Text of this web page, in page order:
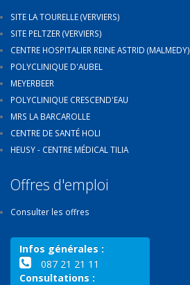
SITE LA TOURELLE (VERVIERS)
SITE PELTZER (VERVIERS)
CENTRE HOSPITALIER REINE ASTRID (MALMEDY)
POLYCLINIQUE D'AUBEL
MEYERBEER
POLYCLINIQUE CRESCEND'EAU
MRS LA BARCAROLLE
CENTRE DE SANTÉ HOLI
HEUSY - CENTRE MÉDICAL TILIA
Offres d'emploi
Consulter les offres
Infos générales :
087 21 21 11
Consultations :